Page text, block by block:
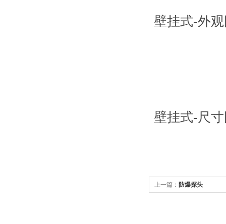
壁挂式-外
壁挂式-尺
上一篇： 防爆探头